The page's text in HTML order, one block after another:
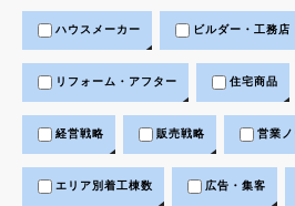
ハウスメーカー ビルダー・工務店
リフォーム・アフター 住宅商品
経営戦略 販売戦略 営業
エリア別着工棟数 広告・集客